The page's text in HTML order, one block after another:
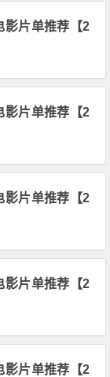
影片单推荐【2
影片单推荐【2
影片单推荐【2
影片单推荐【2
影片单推荐【2